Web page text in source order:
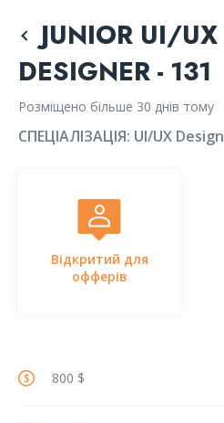
JUNIOR UI/UX
DESIGNER - 131
Розміщено більше 30 днів тому
СПЕЦІАЛІЗАЦІЯ: UI/UX Design
Відкритий для
офферів
800 $